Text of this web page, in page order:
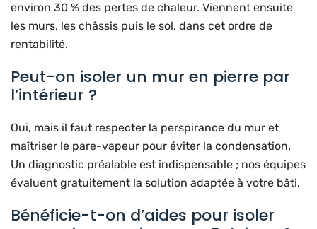
environ 30 % des pertes de chaleur. Viennent ensuite
les murs, les châssis puis le sol, dans cet ordre de
rentabilité.
Peut-on isoler un mur en pierre par
l’intérieur ?
Oui, mais il faut respecter la perspirance du mur et
maîtriser le pare-vapeur pour éviter la condensation.
Un diagnostic préalable est indispensable ; nos équipes
évaluent gratuitement la solution adaptée à votre bâti.
Bénéficie-t-on d’aides pour isoler